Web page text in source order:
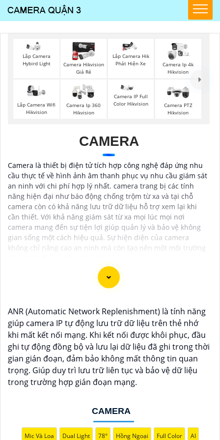
Lắp Camera
Hybird Light
Camera Hikvision
Giá Rẻ
Lắp Camera Hik
Phát Hiện Xe
Camera Ip 4k
Hikvision
Lắp Camera Wifi
Hikvision
Camera Ip 360
Hikvision
Camera IP Full
Color Hikvision
Camera PTZ
Hikvision
CAMERA
Camera là thiết bị điện tử tích hợp công nghệ đáp ứng nhu
cầu thực tế về hình ảnh âm thanh phục vụ nhu cầu giám sát
an ninh với chi phí hợp lý nhất. camera trang bị các tính
năng hiện đại như báo động chống trộm từ xa và tại chỗ
camera còn có khả năng lưu trữ dữ liệu hỗ trợ xem lại khi
cần thiết. Với khả năng giám sát từ xa mọi lúc mọi nơi
camera mang đến sự tiện lợi giúp quản lý và bảo vệ không
gian sống một cách hiệu quả. Sự hiện diện của camera
không chỉ nâng cao an ninh mà còn tạo nên một môi trường
Chắc chắn! Dưới đây là một số tư vấn và giới thiệu về
Camera Giá Rẻ Thiết Bị An Ninh Chính Hãng mà bạn có
thể xem xét:
1:**Camera IP Wifi Ezviz C6CN**: - Camera IP PTZ
xoay 360 độ, góc quay rộng. - Độ phân giải Full HD
1080p. - Hỗ trợ kết nối không dây WiFi. - Tích hợp công
nghệ hồng ngoại thông minh. - Phù hợp để theo dõi
công nghệ H.265+ tiết kiệm băng thông. - Độ phân giải
2MP (1920x1080). - Hỗ trợ chống ngược sáng kỹ thuật
ANR (Automatic Network Replenishment) là tính năng
giúp camera IP tự động lưu trữ dữ liệu trên thẻ nhớ
khi mất kết nối mạng. Khi kết nối được khôi phục, đầu
ghi tự động đồng bộ và lưu lại dữ liệu đã ghi trong thời
gian gián đoạn, đảm bảo không mất thông tin quan
trọng. Giúp duy trì lưu trữ liên tục và bảo vệ dữ liệu
trong trường hợp gián đoạn mạng.
CAMERA
Mic Và Loa Dual Light 78° Hồng Ngoại Full Color AI